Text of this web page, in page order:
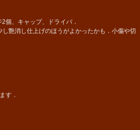
個、キャップ、ドライバ．
艶消し仕上げのほうがよかったかも．小傷や切
す．